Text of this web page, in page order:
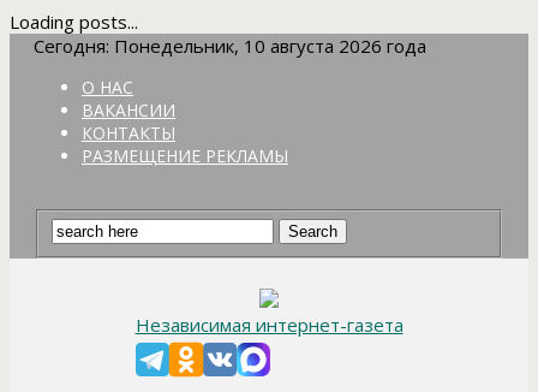
Loading posts...
Сегодня: Понедельник, 10 августа 2026 года
О НАС
ВАКАНСИИ
КОНТАКТЫ
РАЗМЕЩЕНИЕ РЕКЛАМЫ
Независимая интернет-газета